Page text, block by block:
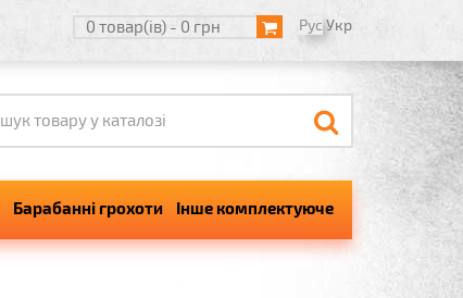
0 товар(ів) - 0 грн РусУкр
Барабанні грохоти Інше комплектуюче